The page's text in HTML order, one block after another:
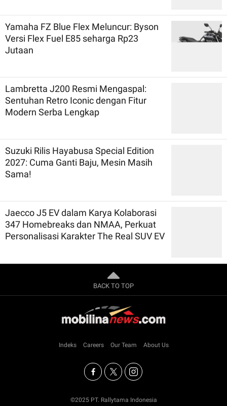
Yamaha FZ Blue Flex Meluncur: Byson
Versi Flex Fuel E85 seharga Rp23
Jutaan
Lambretta J200 Resmi Mengaspal:
Sentuhan Retro Iconic dengan Fitur
Modern Serba Lengkap
Suzuki Rilis Hayabusa Special Edition
2027: Cuma Ganti Baju, Mesin Masih
Sama!
Jaecco J5 EV dalam Karya Kolaborasi
347 Homebreaks dan NMAA, Perkuat
Personalisasi Karakter The Real SUV EV
BACK TO TOP
Indeks Careers Our Team About Us
©2025 PT. Rallytama Indonesia